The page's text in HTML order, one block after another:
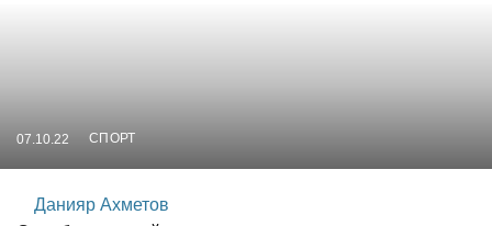
07.10.22 СПОРТ
Данияр Ахметов